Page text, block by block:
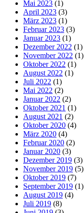
Mai 2023 (1)
April 2023 (3)
März 2023 (1)
Februar 2023 (3)
Januar 2023 (1)
Dezember 2022 (1)
November 2022 (1)
Oktober 2022 (1)
August 2022 (1)
Juli 2022 (1)
Mai 2022 (2)
Januar 2022 (2)
Oktober 2021 (1)
August 2021 (2)
Oktober 2020 (4)
März 2020 (4)
Februar 2020 (2)
Januar 2020 (3)
Dezember 2019 (3)
November 2019 (5)
Oktober 2019 (7)
September 2019 (1)
August 2019 (4)
Juli 2019 (8)